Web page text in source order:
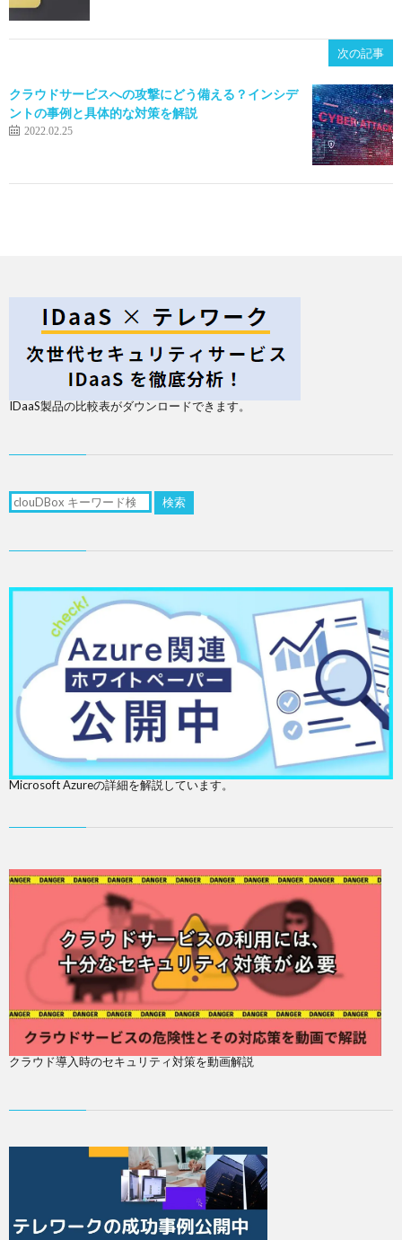
次の記事
クラウドサービスへの攻撃にどう備える？インシデ
ントの事例と具体的な対策を解説
2022.02.25
IDaaS製品の比較表がダウンロードできます。
検索
Microsoft Azureの詳細を解説しています。
クラウド導入時のセキュリティ対策を動画解説